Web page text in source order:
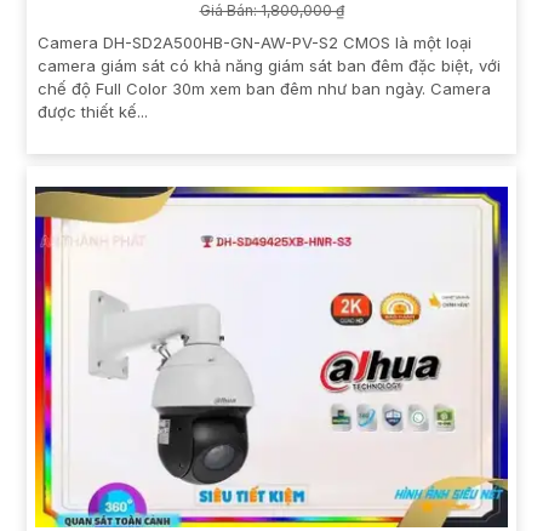
Giá Bán: 1,800,000 ₫
Camera DH-SD2A500HB-GN-AW-PV-S2 CMOS là một loại
camera giám sát có khả năng giám sát ban đêm đặc biệt, với
chế độ Full Color 30m xem ban đêm như ban ngày. Camera
được thiết kế...